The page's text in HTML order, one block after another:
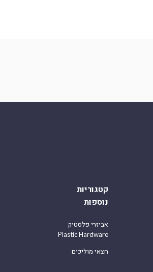
קטגוריות
נוספות
אביזרי פלסטיק
Plastic Hardware
חצאי מוליכים